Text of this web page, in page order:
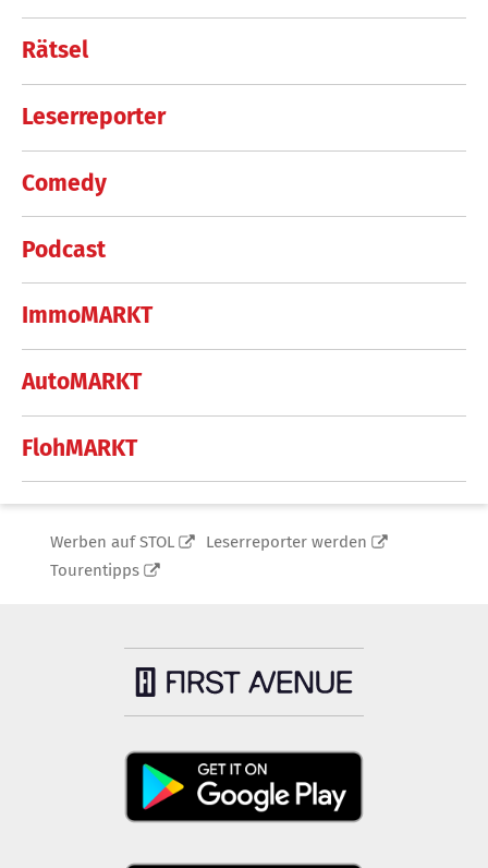
Rätsel
Leserreporter
Comedy
Podcast
ImmoMARKT
AutoMARKT
FlohMARKT
Werben auf STOL
Leserreporter werden
Tourentipps